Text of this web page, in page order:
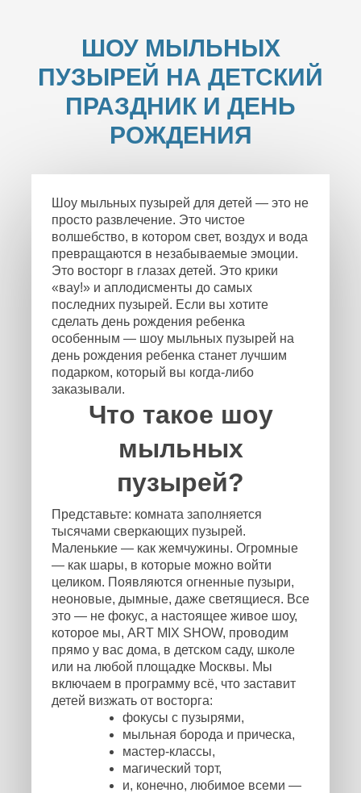
ШОУ МЫЛЬНЫХ
ПУЗЫРЕЙ НА ДЕТСКИЙ
ПРАЗДНИК И ДЕНЬ
РОЖДЕНИЯ
Шоу мыльных пузырей для детей — это не
просто развлечение. Это чистое
волшебство, в котором свет, воздух и вода
превращаются в незабываемые эмоции.
Это восторг в глазах детей. Это крики
«вау!» и аплодисменты до самых
последних пузырей. Если вы хотите
сделать день рождения ребенка
особенным — шоу мыльных пузырей на
день рождения ребенка станет лучшим
подарком, который вы когда-либо
заказывали.
Что такое шоу
мыльных
пузырей?
Представьте: комната заполняется
тысячами сверкающих пузырей.
Маленькие — как жемчужины. Огромные
— как шары, в которые можно войти
целиком. Появляются огненные пузыри,
неоновые, дымные, даже светящиеся. Все
это — не фокус, а настоящее живое шоу,
которое мы, ART MIX SHOW, проводим
прямо у вас дома, в детском саду, школе
или на любой площадке Москвы. Мы
включаем в программу всё, что заставит
детей визжать от восторга:
фокусы с пузырями,
мыльная борода и прическа,
мастер-классы,
магический торт,
и, конечно, любимое всеми —